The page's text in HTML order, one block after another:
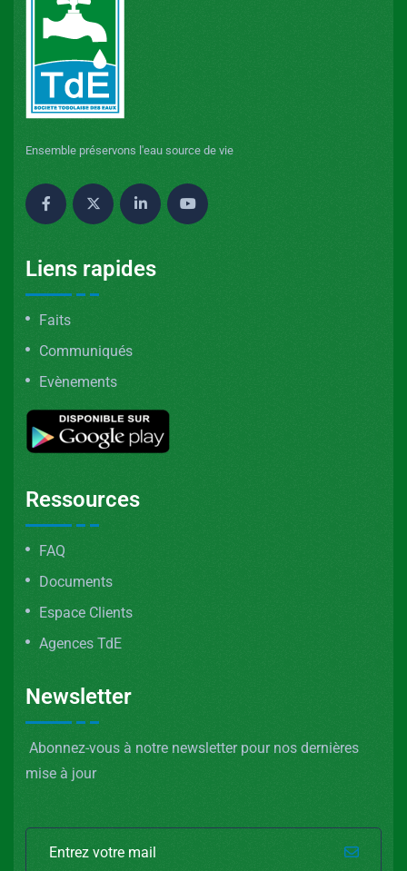
Ensemble préservons l'eau source de vie
Liens rapides
Faits
Communiqués
Evènements
Ressources
FAQ
Documents
Espace Clients
Agences TdE
Newsletter
Abonnez-vous à notre newsletter pour nos dernières
mise à jour